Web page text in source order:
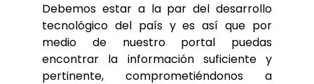
Debemos estar a la par del desarrollo
tecnológico del país y es así que por
medio de nuestro portal puedas
encontrar la información suficiente y
pertinente, comprometiéndonos a